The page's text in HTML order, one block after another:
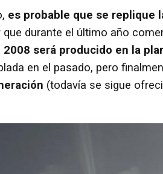
es probable que se replique
durante el último año
2008 será producido en la
en el pasado, pero
(todavía se sigue